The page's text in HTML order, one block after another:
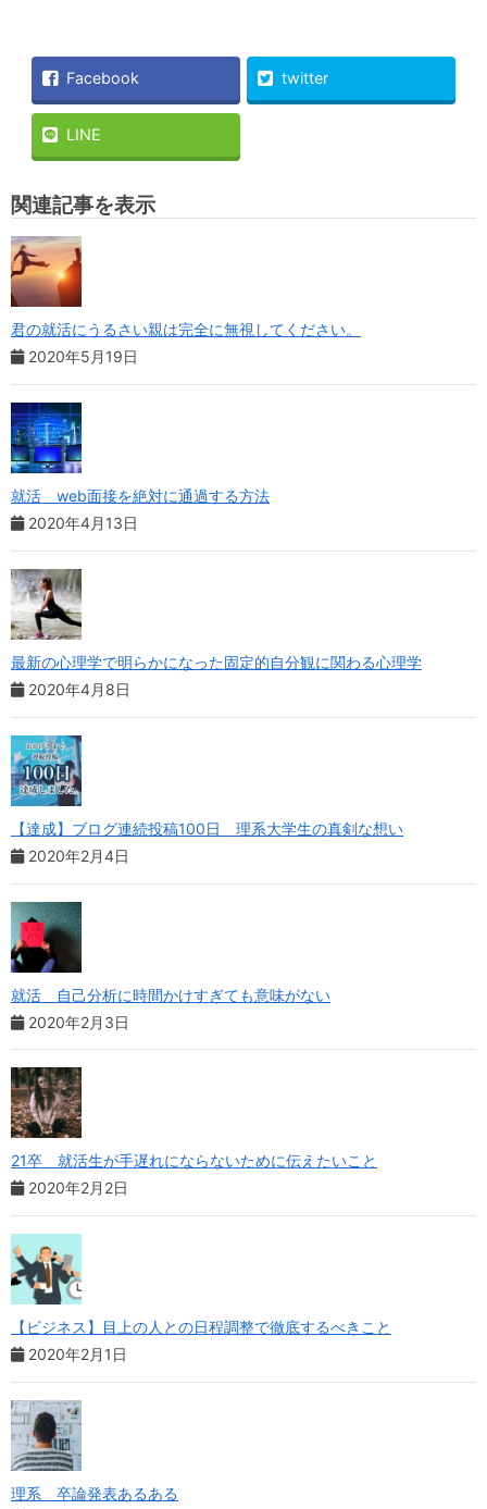
Facebook twitter
LINE
関連記事を表示
君の就活にうるさい親は完全に無視してください。
2020年5月19日
就活 web面接を絶対に通過する方法
2020年4月13日
最新の心理学で明らかになった固定的自分観に関わる心理学
2020年4月8日
【達成】ブログ連続投稿100日 理系大学生の真剣な想い
2020年2月4日
就活 自己分析に時間かけすぎても意味がない
2020年2月3日
21卒 就活生が手遅れにならないために伝えたいこと
2020年2月2日
【ビジネス】目上の人との日程調整で徹底するべきこと
2020年2月1日
理系 卒論発表あるある